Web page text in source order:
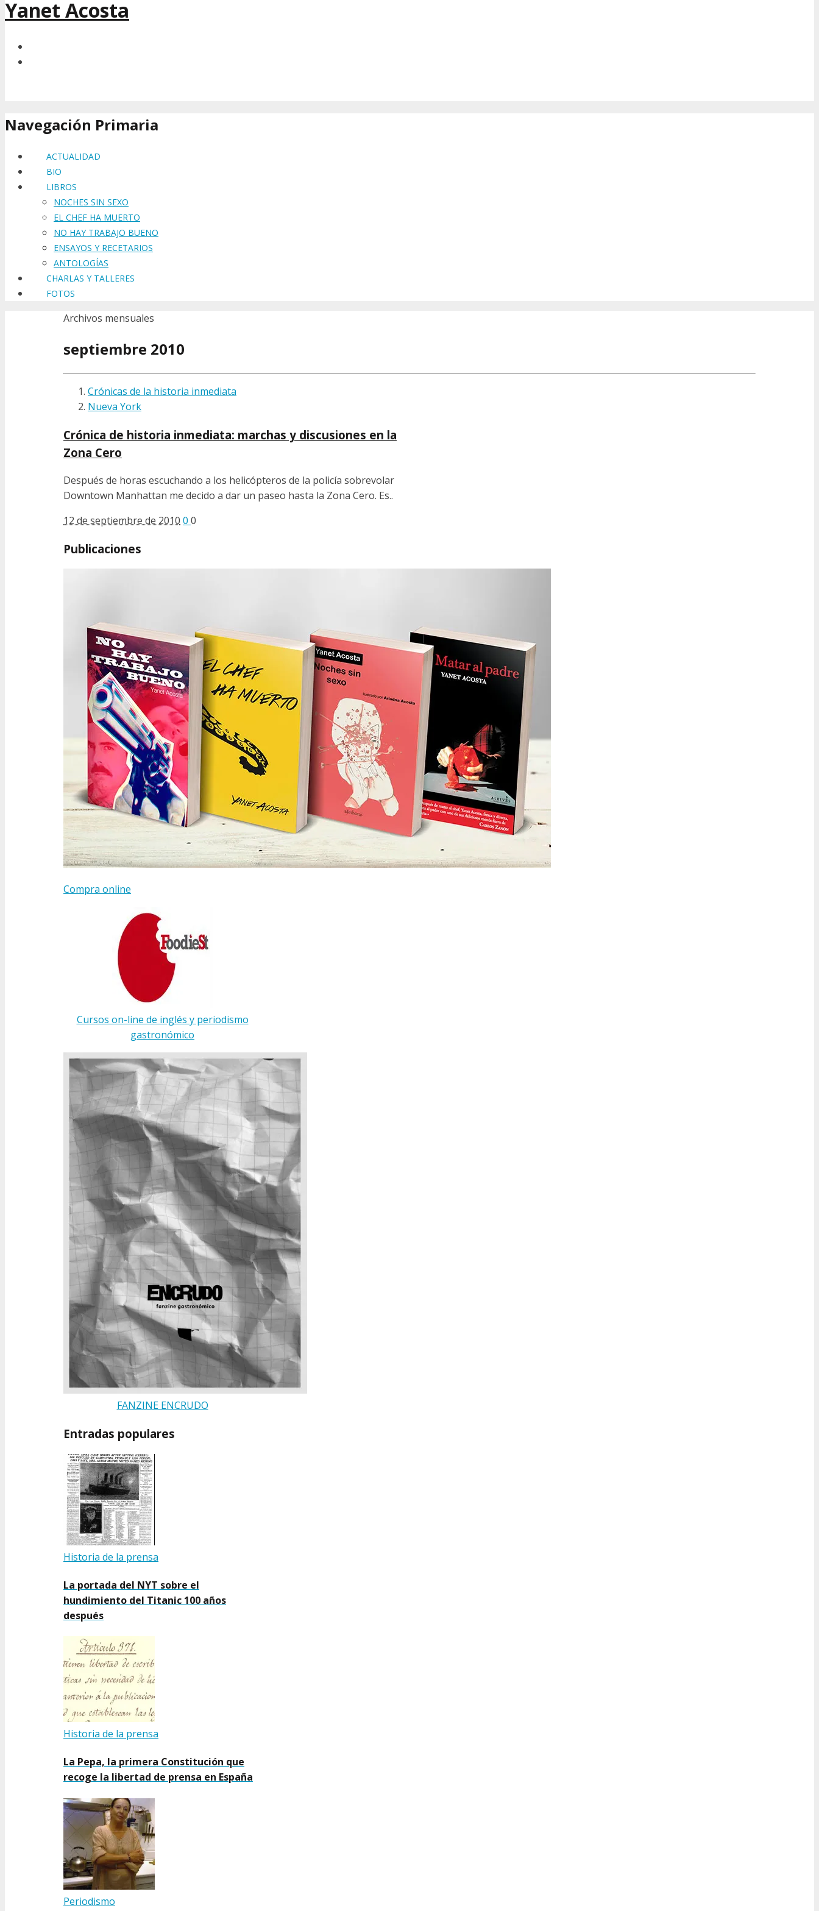
Yanet Acosta
Navegación Primaria
ACTUALIDAD
BIO
LIBROS
NOCHES SIN SEXO
EL CHEF HA MUERTO
NO HAY TRABAJO BUENO
ENSAYOS Y RECETARIOS
ANTOLOGÍAS
CHARLAS Y TALLERES
FOTOS
Archivos mensuales
septiembre 2010
Crónicas de la historia inmediata
Nueva York
Crónica de historia inmediata: marchas y discusiones en la
Zona Cero
Después de horas escuchando a los helicópteros de la policía sobrevolar
Downtown Manhattan me decido a dar un paseo hasta la Zona Cero. Es..
12 de septiembre de 2010 0 0
Publicaciones
Compra online
Cursos on-line de inglés y periodismo
gastronómico
FANZINE ENCRUDO
Entradas populares
Historia de la prensa
La portada del NYT sobre el
hundimiento del Titanic 100 años
después
Historia de la prensa
La Pepa, la primera Constitución que
recoge la libertad de prensa en España
Periodismo